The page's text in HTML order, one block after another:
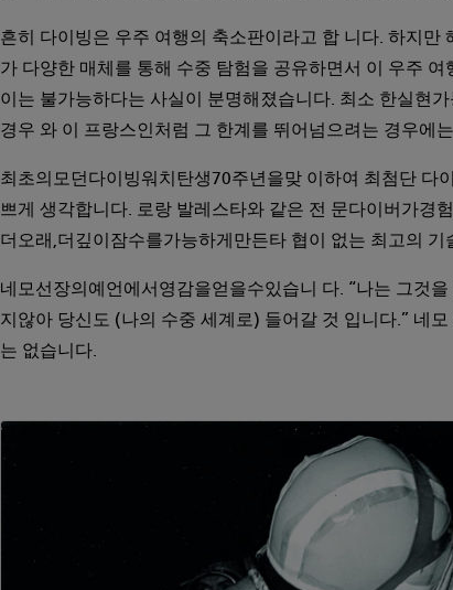
흔히 다이빙은 우주 여행의 축소판이라고 합 니다. 하지만
가 다양한 매체를 통해 수중 탐험을 공유하면서 이 우주 여
이는 불가능하다는 사실이 분명해졌습니다. 최소 한실현
경우 와 이 프랑스인처럼 그 한계를 뛰어넘으려는 경우에
최초의모던다이빙워치탄생70주년을맞 이하여 최첨단 다
쁘게 생각합니다. 로랑 발레스타와 같은 전 문다이버가경
더오래,더깊이잠수를가능하게만든타 협이 없는 최고의 기
네모선장의예언에서영감을얻을수있습니 다. “나는 그것
지않아 당신도 (나의 수중 세계로) 들어갈 것 입니다.” 네
는 없습니다.